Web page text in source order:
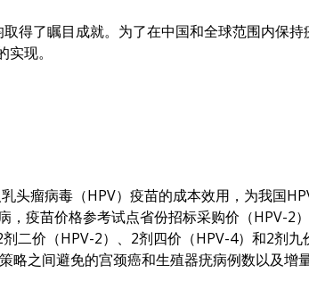
得了瞩目成就。为了在中国和全球范围内保
现。
头瘤病毒（HPV）疫苗的成本效用，为我国
疫苗价格参考试点省份招标采购价（HPV-2
二价（HPV-2）、2剂四价（HPV-4）和2剂
略之间避免的宫颈癌和生殖器疣病例数以及增